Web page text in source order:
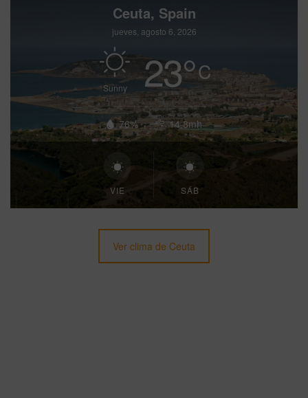
Ceuta, Spain
jueves, agosto 6, 2026
Sunny 23°C
76% 14.8mh
VIE SÁB
Ver clima de Ceuta